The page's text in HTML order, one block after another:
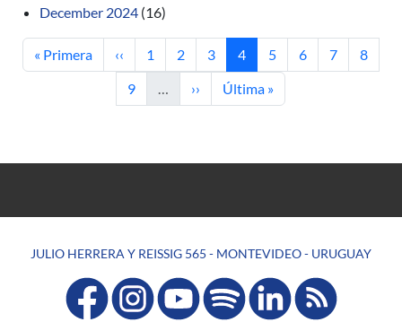
December 2024 (16)
First page
« Primera Previous page
‹‹ Page
1 Page
2 Page
3 Current page
4 Page
5 Page
6 Page
7 Page
8
Page
9 … Next page
›› Last page
Última »
JULIO HERRERA Y REISSIG 565 - MONTEVIDEO - URUGUAY